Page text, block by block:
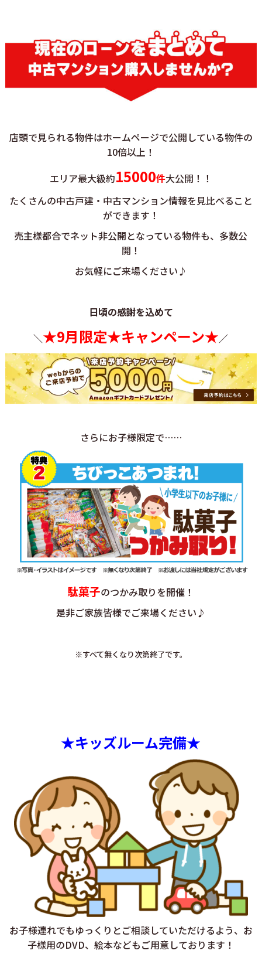
店頭で見られる物件はホームページで公開している物件の
10倍以上！
エリア最大級約15000件大公開！！
たくさんの中古戸建・中古マンション情報を見比べること
ができます！
売主様都合でネット非公開となっている物件も、多数公
開！
お気軽にご来場ください♪
日頃の感謝を込めて
＼★9月限定★キャンペーン★／
さらにお子様限定で……
駄菓子のつかみ取りを開催！
是非ご家族皆様でご来場ください♪
※すべて無くなり次第終了です。
★キッズルーム完備★
お子様連れでもゆっくりとご相談していただけるよう、お
子様用のDVD、絵本などもご用意しております！